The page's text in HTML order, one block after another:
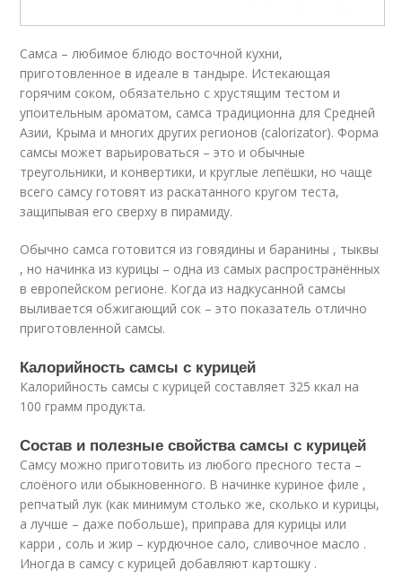
Самса – любимое блюдо восточной кухни,
приготовленное в идеале в тандыре. Истекающая
горячим соком, обязательно с хрустящим тестом и
упоительным ароматом, самса традиционна для Средней
Азии, Крыма и многих других регионов (calorizator). Форма
самсы может варьироваться – это и обычные
треугольники, и конвертики, и круглые лепёшки, но чаще
всего самсу готовят из раскатанного кругом теста,
защипывая его сверху в пирамиду.
Обычно самса готовится из говядины и баранины , тыквы
, но начинка из курицы – одна из самых распространённых
в европейском регионе. Когда из надкусанной самсы
выливается обжигающий сок – это показатель отлично
приготовленной самсы.
Калорийность самсы с курицей
Калорийность самсы с курицей составляет 325 ккал на
100 грамм продукта.
Состав и полезные свойства самсы с курицей
Самсу можно приготовить из любого пресного теста –
слоёного или обыкновенного. В начинке куриное филе ,
репчатый лук (как минимум столько же, сколько и курицы,
а лучше – даже побольше), приправа для курицы или
карри , соль и жир – курдючное сало, сливочное масло .
Иногда в самсу с курицей добавляют картошку .